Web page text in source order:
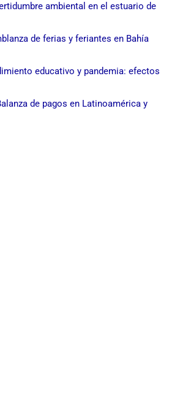
ambiental en el estuario de
de ferias y feriantes en Bahía
educativo y pandemia: efectos
de pagos en Latinoamérica y